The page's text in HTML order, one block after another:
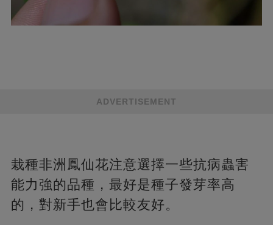
ADVERTISEMENT
栽種非洲鳳仙花注意選擇一些抗病蟲害
能力強的品種，最好是種子發芽率高
的，對新手也會比較友好。